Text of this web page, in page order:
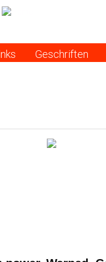
Geschriften